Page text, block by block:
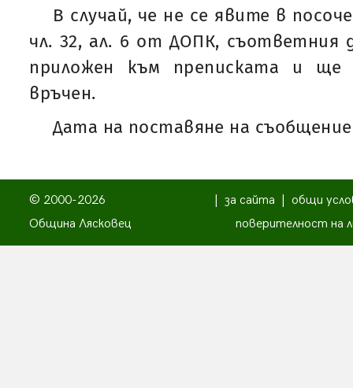
В случай, че не се явите в
чл. 32, ал. 6 от ДОПК,
приложен към преписката и ще
връчен.
Дата на поставяне на
© 2000-2026
Община Лясковец
за сайта
общи
поверителност на